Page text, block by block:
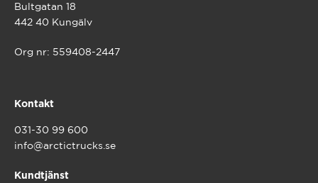
Bultgatan 18
442 40 Kungälv
Org nr: 559408-2447
Kontakt
031-30 99 600
info@arctictrucks.se
Kundtjänst